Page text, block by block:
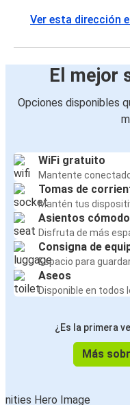
Ver esta dirección
El mejor
Opciones disponibles
WiFi gratuito
Mantente
Tomas de
Mantén tus
Asientos
Disfruta de más
Consigna de
Espacio para
Aseos
Disponible en todos
¿Es la primera
Más